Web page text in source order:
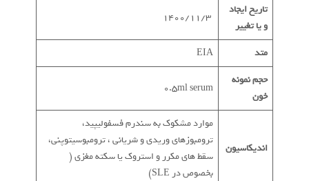
تاریخ ایجاد
و یا تغییر
متد
EIA
حجم نمونه
خون
0.5ml serum
اندیکاسیون
موارد مشکوک به سندرم فسفولیپید،
ترومبوزهای وریدی و شریانی ، ترومبوسیتوپنی،
سقط های مکرر و استروک یا سکته مغزی (
بخصوص در SLE)